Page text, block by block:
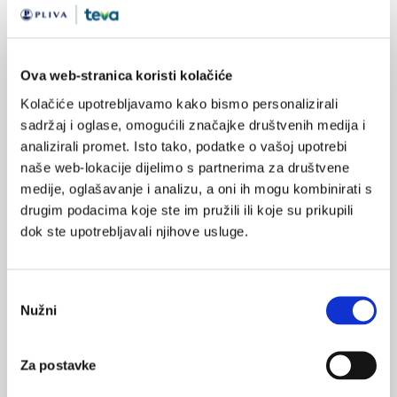
Ova web-stranica koristi kolačiće
Kolačiće upotrebljavamo kako bismo personalizirali
sadržaj i oglase, omogućili značajke društvenih medija i
analizirali promet. Isto tako, podatke o vašoj upotrebi
naše web-lokacije dijelimo s partnerima za društvene
medije, oglašavanje i analizu, a oni ih mogu kombinirati s
drugim podacima koje ste im pružili ili koje su prikupili
dok ste upotrebljavali njihove usluge.
pristanka
Nužni
Za postavke
Više informacija na:
pliva
POVRATAK
NA VRH
19.05.2023.